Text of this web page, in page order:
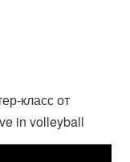
класс от
in volleyball